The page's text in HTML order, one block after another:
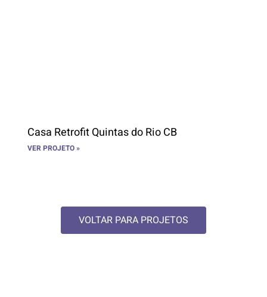
Casa Retrofit Quintas do Rio CB
VER PROJETO »
VOLTAR PARA PROJETOS